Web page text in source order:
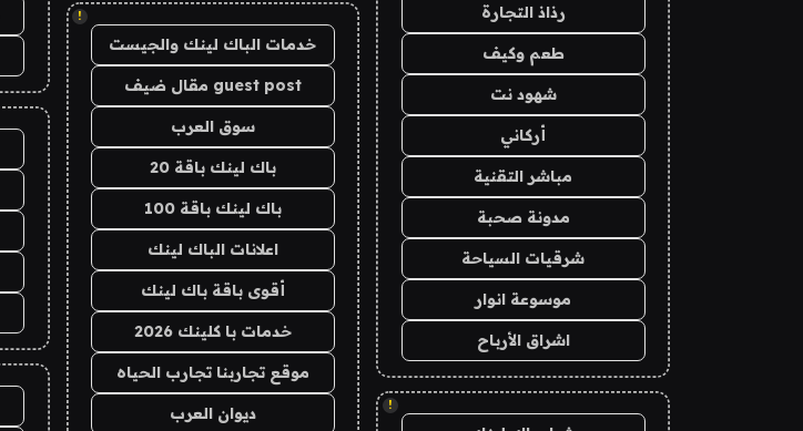
رذاذ التجارة
طعم وكيف
شهود نت
أركاني
مباشر التقنية
مدونة صحبة
شرقيات السياحة
موسوعة انوار
اشراق الأرباح
!
!
خدمات الباك لينك والجيست
guest post مقال ضيف
سوق العرب
باك لينك باقة 20
باك لينك باقة 100
اعلانات الباك لينك
أقوى باقة باك لينك
خدمات با كلينك 2026
موقع تجاربنا تجارب الحياه
ديوان العرب